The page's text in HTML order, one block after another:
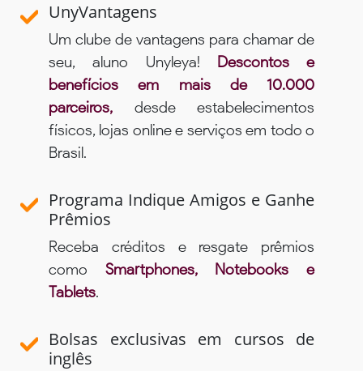
UnyVantagens
Um clube de vantagens para chamar de
seu, aluno Unyleya! Descontos e
benefícios em mais de 10.000
parceiros, desde estabelecimentos
físicos, lojas online e serviços em todo o
Brasil.
Programa Indique Amigos e Ganhe
Prêmios
Receba créditos e resgate prêmios
como Smartphones, Notebooks e
Tablets.
Bolsas exclusivas em cursos de
inglês